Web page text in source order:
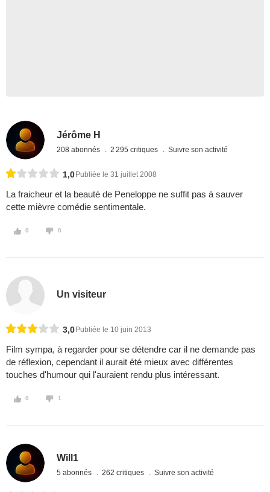
Jérôme H
208 abonnés 2 295 critiques Suivre son activité
1,0 Publiée le 31 juillet 2008
La fraicheur et la beauté de Peneloppe ne suffit pas à sauver
cette mièvre comédie sentimentale.
0 0
Un visiteur
3,0 Publiée le 10 juin 2013
Film sympa, à regarder pour se détendre car il ne demande pas
de réflexion, cependant il aurait été mieux avec différentes
touches d'humour qui l'auraient rendu plus intéressant.
0 1
Will1
5 abonnés 262 critiques Suivre son activité